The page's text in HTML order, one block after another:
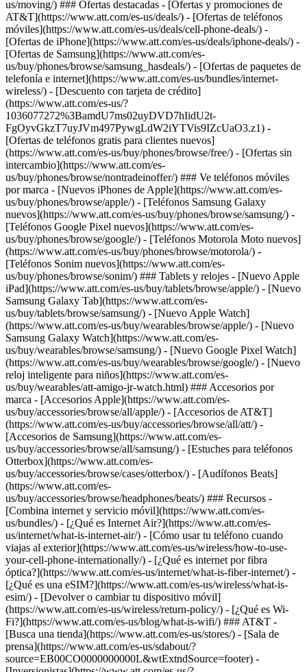
us/moving/) ### Ofertas destacadas - [Ofertas y promociones de
AT&T](https://www.att.com/es-us/deals/) - [Ofertas de teléfonos
móviles](https://www.att.com/es-us/deals/cell-phone-deals/) -
[Ofertas de iPhone](https://www.att.com/es-us/deals/iphone-deals/) -
[Ofertas de Samsung](https://www.att.com/es-
us/buy/phones/browse/samsung_hasdeals/) - [Ofertas de paquetes de
telefonía e internet](https://www.att.com/es-us/bundles/internet-
wireless/) - [Descuento con tarjeta de crédito]
(https://www.att.com/es-us/?
1036077272%3BamdU7ms02uyDVD7hIidU2t-
FgOyvGkzT7uyJVm497PywgLdW2iYTVis9IZcUaO3.z1) -
[Ofertas de teléfonos gratis para clientes nuevos]
(https://www.att.com/es-us/buy/phones/browse/free/) - [Ofertas sin
intercambio](https://www.att.com/es-
us/buy/phones/browse/nontradeinoffer/) ### Ve teléfonos móviles
por marca - [Nuevos iPhones de Apple](https://www.att.com/es-
us/buy/phones/browse/apple/) - [Teléfonos Samsung Galaxy
nuevos](https://www.att.com/es-us/buy/phones/browse/samsung/) -
[Teléfonos Google Pixel nuevos](https://www.att.com/es-
us/buy/phones/browse/google/) - [Teléfonos Motorola Moto nuevos]
(https://www.att.com/es-us/buy/phones/browse/motorola/) -
[Teléfonos Sonim nuevos](https://www.att.com/es-
us/buy/phones/browse/sonim/) ### Tablets y relojes - [Nuevo Apple
iPad](https://www.att.com/es-us/buy/tablets/browse/apple/) - [Nuevo
Samsung Galaxy Tab](https://www.att.com/es-
us/buy/tablets/browse/samsung/) - [Nuevo Apple Watch]
(https://www.att.com/es-us/buy/wearables/browse/apple/) - [Nuevo
Samsung Galaxy Watch](https://www.att.com/es-
us/buy/wearables/browse/samsung/) - [Nuevo Google Pixel Watch]
(https://www.att.com/es-us/buy/wearables/browse/google/) - [Nuevo
reloj inteligente para niños](https://www.att.com/es-
us/buy/wearables/att-amigo-jr-watch.html) ### Accesorios por
marca - [Accesorios Apple](https://www.att.com/es-
us/buy/accessories/browse/all/apple/) - [Accesorios de AT&T]
(https://www.att.com/es-us/buy/accessories/browse/all/att/) -
[Accesorios de Samsung](https://www.att.com/es-
us/buy/accessories/browse/all/samsung/) - [Estuches para teléfonos
Otterbox](https://www.att.com/es-
us/buy/accessories/browse/cases/otterbox/) - [Audífonos Beats]
(https://www.att.com/es-
us/buy/accessories/browse/headphones/beats/) ### Recursos -
[Combina internet y servicio móvil](https://www.att.com/es-
us/bundles/) - [¿Qué es Internet Air?](https://www.att.com/es-
us/internet/what-is-internet-air/) - [Cómo usar tu teléfono cuando
viajas al exterior](https://www.att.com/es-us/wireless/how-to-use-
your-cell-phone-internationally/) - [¿Qué es internet por fibra
óptica?](https://www.att.com/es-us/internet/what-is-fiber-internet/) -
[¿Qué es una eSIM?](https://www.att.com/es-us/wireless/what-is-
esim/) - [Devolver o cambiar tu dispositivo móvil]
(https://www.att.com/es-us/wireless/return-policy/) - [¿Qué es Wi-
Fi?](https://www.att.com/es-us/blog/what-is-wifi/) ### AT&T -
[Busca una tienda](https://www.att.com/es-us/stores/) - [Sala de
prensa](https://www.att.com/es-us/sdabout/?
source=EB00CO0000000000L&wtExtndSource=footer) -